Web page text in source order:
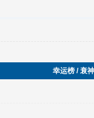
幸运榜 / 衰